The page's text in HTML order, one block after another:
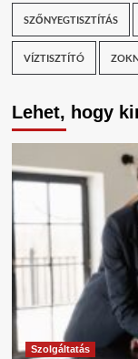
SZŐNYEGTISZTÍTÁS
VÍZTISZTÍTÓ
Lehet, hogy
Szolgáltatás